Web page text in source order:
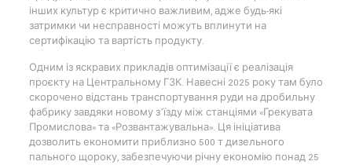
інших культур є критично важливим, адже будь-які
затримки чи несправності можуть вплинути на
сертифікацію та вартість продукту.
Одним із яскравих прикладів оптимізації є реалізація
проєкту на Центральному ГЗК. Навесні 2025 року там було
скорочено відстань транспортування руди на дробильну
фабрику завдяки новому з’їзду між станціями «Грекувата
Промислова» та «Розвантажувальна». Ця ініціатива
дозволить економити приблизно 500 т дизельного
пального щороку, забезпечуючи річну економію понад 25